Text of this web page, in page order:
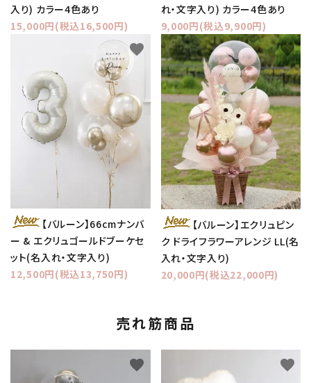
入り) カラー4色あり
15,000円(税込16,500円)
れ・文字入り) カラー4色あり
9,000円(税込9,900円)
【バルーン】66cmナンバ
ー & エクリュゴールドブーケセ
ット(名入れ・文字入り)
12,500円(税込13,750円)
favorite
【バルーン】エクリュピン
ク ドライフラワーアレンジ LL(名
入れ・文字入り)
20,000円(税込22,000円)
favorite
売れ筋商品
favorite favorite